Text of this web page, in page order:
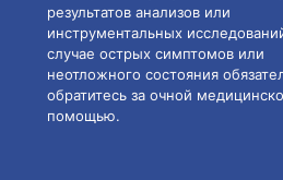
результатов анализов или
инструментальных
случае острых симптомов или
неотложного состояния
обратитесь за очной
помощью.